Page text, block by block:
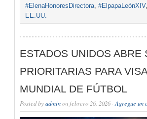
#ElenaHonoresDirectora, #ElpapaLeónXIV
EE.UU.
ESTADOS UNIDOS ABRE
PRIORITARIAS PARA
MUNDIAL DE FÚTBOL
Posted byadminon febrero 26, 2026 · Agregue un